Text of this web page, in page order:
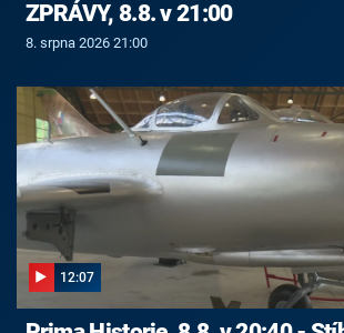
ZPRÁVY, 8.8. v 21:00
8. srpna 2026 21:00
12:07